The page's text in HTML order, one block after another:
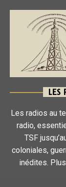
LES
Les radios au
radio,
TSF
coloniales,
inédites.